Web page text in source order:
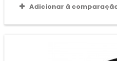
Adicionar à